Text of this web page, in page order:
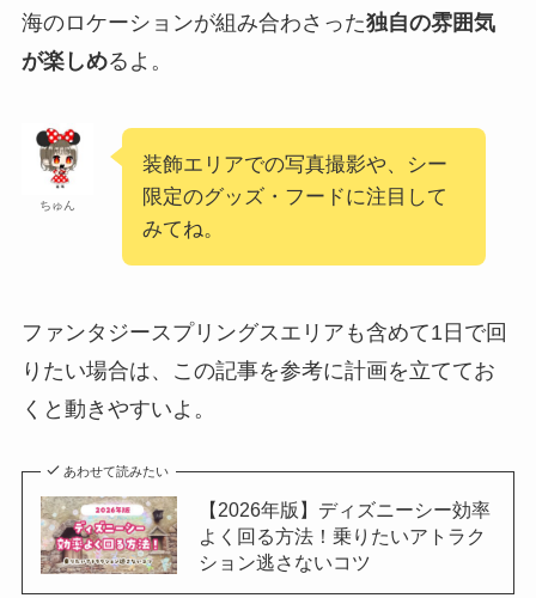
海のロケーションが組み合わさった独自の雰囲気
が楽しめるよ。
ちゅん
装飾エリアでの写真撮影や、シー
限定のグッズ・フードに注目して
みてね。
ファンタジースプリングスエリアも含めて1日で回
りたい場合は、この記事を参考に計画を立ててお
くと動きやすいよ。
あわせて読みたい
【2026年版】ディズニーシー効率
よく回る方法！乗りたいアトラク
ション逃さないコツ